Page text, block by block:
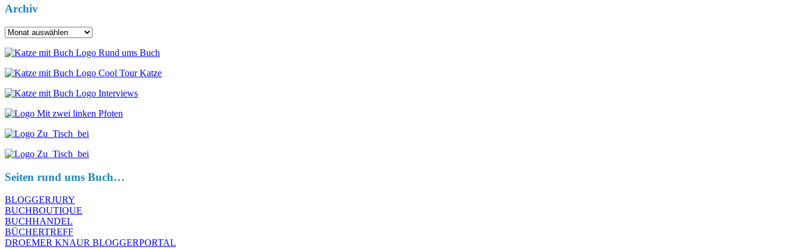
Archiv
Archiv
Seiten rund ums Buch…
BLOGGERJURY
BUCHBOUTIQUE
BUCHHANDEL
BÜCHERTREFF
DROEMER KNAUR BLOGGERPORTAL